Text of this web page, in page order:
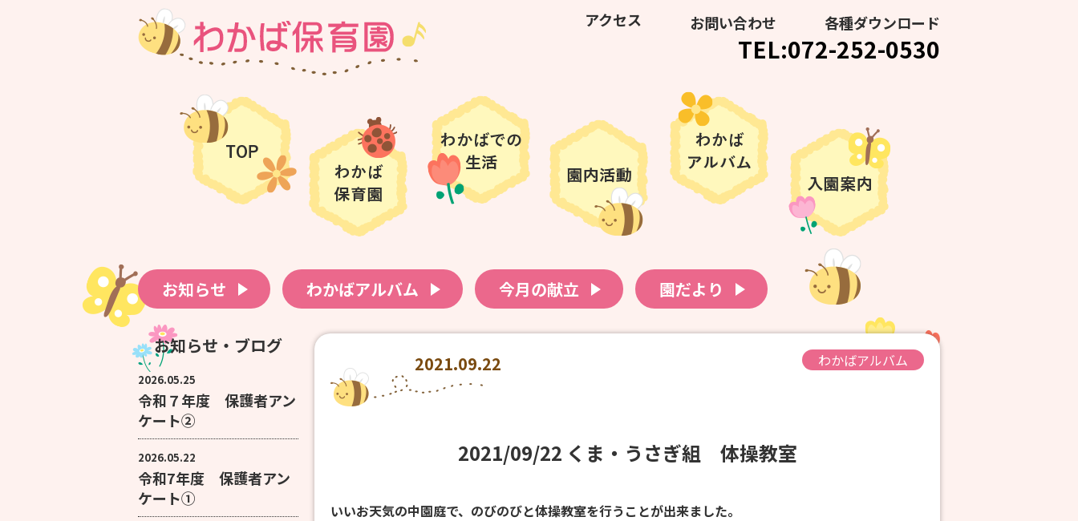
アクセス お問い合わせ 各種ダウンロード
TEL:072-252-0530
お知らせ わかばアルバム 今月の献立 園だより
お知らせ・ブログ
2026.05.25
令和７年度 保護者アン
ケート②
2026.05.22
令和7年度 保護者アン
ケート①
2021.09.22 わかばアルバム
2021/09/22 くま・うさぎ組 体操教室
いいお天気の中園庭で、のびのびと体操教室を行うことが出来ました。